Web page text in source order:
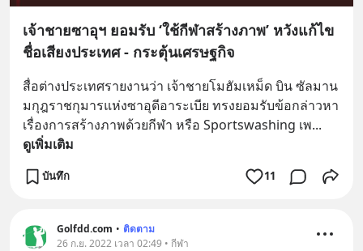
เจ้าชายซาอุฯ ยอมรับ ‘ใช้กีฬาสร้างภาพ’ หวังแก้ไข
ชื่อเสียงประเทศ - กระตุ้นเศรษฐกิจ
สื่อต่างประเทศรายงานว่า เจ้าชายโมฮัมเหม็ด บิน ซัลมาน
มกุฎราชกุมารแห่งซาอุดีอาระเบีย ทรงยอมรับข้อกล่าวหา
เรื่องการสร้างภาพด้วยกีฬา หรือ Sportswashing เพ...
ดูเพิ่มเติม
บันทึก 11
Golfdd.com • ติดตาม
26 ก.ย. 2022 เวลา 02:49 • กีฬา